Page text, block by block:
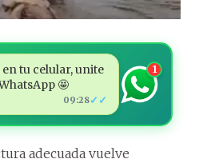
tu celular, unite
🤩
09:28✓✓
1
adecuada vuelve